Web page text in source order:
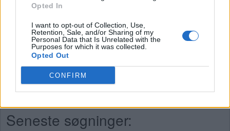
Opted In
I want to opt-out of Collection, Use,
Retention, Sale, and/or Sharing of my
Personal Data that Is Unrelated with the
Purposes for which it was collected.
Opted Out
CONFIRM
Ord Kryds niveau 7
Ord Kryds niveau 8
Ord Kryds niveau 9
Ord Kryds niveau 10
Ord Kryds niveau 11
Seneste søgninger: